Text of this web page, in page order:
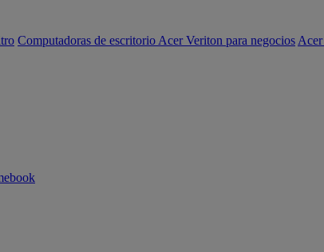
Computadoras de escritorio Acer Veriton para negocios